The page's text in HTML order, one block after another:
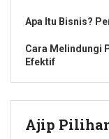
Apa Itu Bisnis?
Cara Melindungi
Efektif
Ajip